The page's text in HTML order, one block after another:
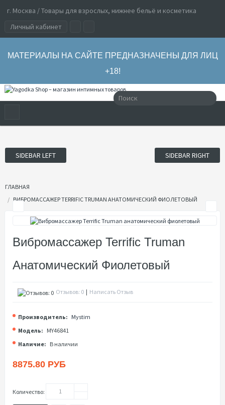
г. Москва / Товары для взрослых, нижнее бельё и косметика
Личный кабинет
МАТЕРИАЛЫ НА САЙТЕ ПРЕДНАЗНАЧЕНЫ ДЛЯ ЛИЦ
+18!
SIDEBAR LEFT SIDEBAR RIGHT
ГЛАВНАЯ
ВИБРОМАССАЖЕР TERRIFIC TRUMAN АНАТОМИЧЕСКИЙ ФИОЛЕТОВЫЙ
Вибромассажер Terrific Truman
Анатомический Фиолетовый
Отзывов: 0 | Написать Отзыв
Производитель: Mystim
Модель: MY46841
Наличие: В наличии
8875.80 РУБ
Количество: